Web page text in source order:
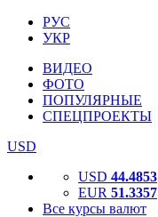
РУС
УКР
ВИДЕО
ФОТО
ПОПУЛЯРНЫЕ
СПЕЦПРОЕКТЫ
USD
USD 44.4853
EUR 51.3357
Все курсы валют